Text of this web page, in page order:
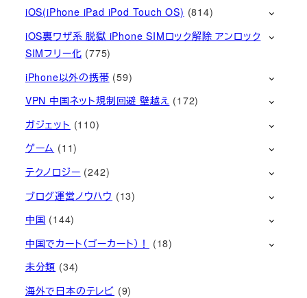
iOS(iPhone iPad iPod Touch OS) (814)
iOS裏ワザ系 脱獄 iPhone SIMロック解除 アンロック
SIMフリー化 (775)
iPhone以外の携帯 (59)
VPN 中国ネット規制回避 壁越え (172)
ガジェット (110)
ゲーム (11)
テクノロジー (242)
ブログ運営ノウハウ (13)
中国 (144)
中国でカート（ゴーカート）！
(18)
未分類 (34)
海外で日本のテレビ (9)